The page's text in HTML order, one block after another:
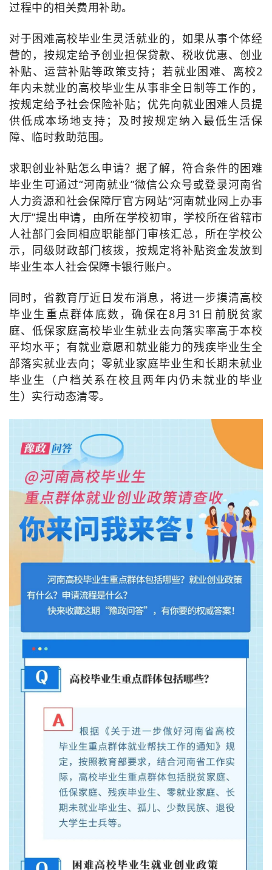
过程中的相关费用补助。
对于困难高校毕业生灵活就业的，如果从事个体经
营的，按规定给予创业担保贷款、税收优惠、创业
补贴、运营补贴等政策支持；若就业困难、离校2
年内未就业的高校毕业生从事非全日制等工作的，
按规定给予社会保险补贴；优先向就业困难人员提
供低成本场地支持；及时按规定纳入最低生活保
障、临时救助范围。
求职创业补贴怎么申请？据了解，符合条件的困难
毕业生可通过“河南就业”微信公众号或登录河南省
人力资源和社会保障厅官方网站“河南就业网上办事
大厅”提出申请，由所在学校初审，学校所在省辖市
人社部门会同相应职能部门审核汇总，所在学校公
示，同级财政部门核拨，按规定将补贴资金发放到
毕业生本人社会保障卡银行账户。
同时，省教育厅近日发布消息，将进一步摸清高校
毕业生重点群体底数，确保在8月31日前脱贫家
庭、低保家庭高校毕业生就业去向落实率高于本校
平均水平；有就业意愿和就业能力的残疾毕业生全
部落实就业去向；零就业家庭毕业生和长期未就业
毕业生（户档关系在校且两年内仍未就业的毕业
生）实行动态清零。